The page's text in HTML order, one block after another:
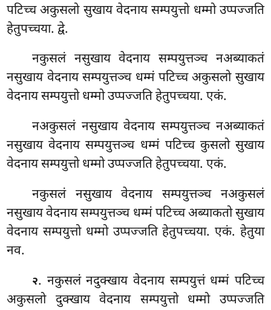
पटिच्च अकुसलो सुखाय वेदनाय सम्पयुत्तो धम्मो उप्पज्जति
हेतुपच्चया. द्वे.
नकुसलं नसुखाय वेदनाय सम्पयुत्तञ्च नअब्याकतं
नसुखाय वेदनाय सम्पयुत्तञ्च धम्मं पटिच्च अकुसलो सुखाय
वेदनाय सम्पयुत्तो धम्मो उप्पज्जति हेतुपच्चया. एकं.
नअकुसलं नसुखाय वेदनाय सम्पयुत्तञ्च नअब्याकतं
नसुखाय वेदनाय सम्पयुत्तञ्च धम्मं पटिच्च कुसलो सुखाय
वेदनाय सम्पयुत्तो धम्मो उप्पज्जति हेतुपच्चया. एकं.
नकुसलं नसुखाय वेदनाय सम्पयुत्तञ्च नअकुसलं
नसुखाय वेदनाय सम्पयुत्तञ्च धम्मं पटिच्च अब्याकतो सुखाय
वेदनाय सम्पयुत्तो धम्मो उप्पज्जति हेतुपच्चया. एकं. हेतुया
नव.
२. नकुसलं नदुक्खाय वेदनाय सम्पयुत्तं धम्मं पटिच्च
अकुसलो दुक्खाय वेदनाय सम्पयुत्तो धम्मो उप्पज्जति